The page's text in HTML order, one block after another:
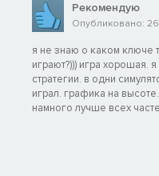
Рекомендую
Опубликовано:
я не знаю о каком ключе
играют?))) игра хорошая.
стратегии. в одни
играл. графика на
намного лучше всех